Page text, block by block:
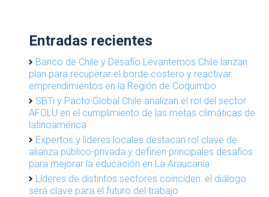
Entradas recientes
Banco de Chile y Desafío Levantemos Chile lanzan
plan para recuperar el borde costero y reactivar
emprendimientos en la Región de Coquimbo
SBTi y Pacto Global Chile analizan el rol del sector
AFOLU en el cumplimiento de las metas climáticas de
latinoamérica
Expertos y líderes locales destacan rol clave de
alianza público-privada y definen principales desafíos
para mejorar la educación en La Araucanía
Líderes de distintos sectores coinciden: el diálogo
será clave para el futuro del trabajo